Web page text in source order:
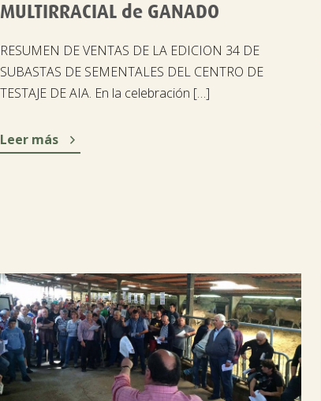
MULTIRRACIAL de GANADO
RESUMEN DE VENTAS DE LA EDICION 34 DE
SUBASTAS DE SEMENTALES DEL CENTRO DE
TESTAJE DE AIA. En la celebración […]
Leer más 